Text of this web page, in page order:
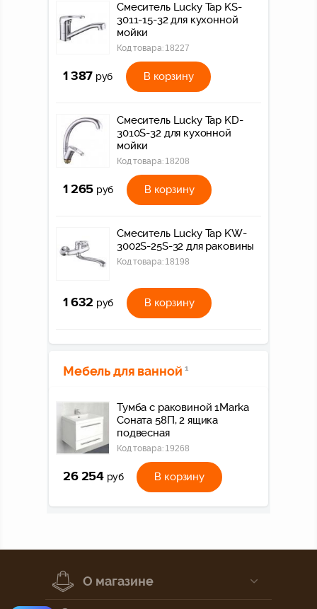
Смеситель Lucky Tap KS-
3011-15-32 для кухонной
мойки
Код товара: 18227
1 387 руб В корзину
Смеситель Lucky Tap KD-
3010S-32 для кухонной
мойки
Код товара: 18208
1 265 руб В корзину
Смеситель Lucky Tap KW-
3002S-25S-32 для раковины
Код товара: 18198
1 632 руб В корзину
Мебель для ванной 1
Тумба с раковиной 1Marka
Соната 58П, 2 ящика
подвесная
Код товара: 19268
26 254 руб В корзину
О магазине